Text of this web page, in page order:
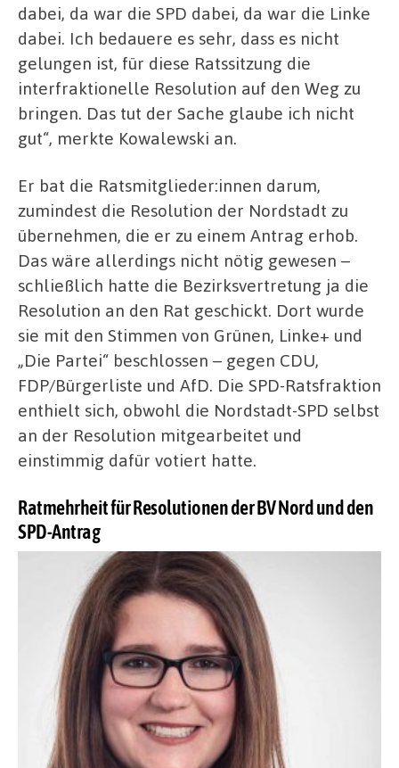
dabei, da war die SPD dabei, da war die Linke
dabei. Ich bedauere es sehr, dass es nicht
gelungen ist, für diese Ratssitzung die
interfraktionelle Resolution auf den Weg zu
bringen. Das tut der Sache glaube ich nicht
gut“, merkte Kowalewski an.
Er bat die Ratsmitglieder:innen darum,
zumindest die Resolution der Nordstadt zu
übernehmen, die er zu einem Antrag erhob.
Das wäre allerdings nicht nötig gewesen –
schließlich hatte die Bezirksvertretung ja die
Resolution an den Rat geschickt. Dort wurde
sie mit den Stimmen von Grünen, Linke+ und
„Die Partei“ beschlossen – gegen CDU,
FDP/Bürgerliste und AfD. Die SPD-Ratsfraktion
enthielt sich, obwohl die Nordstadt-SPD selbst
an der Resolution mitgearbeitet und
einstimmig dafür votiert hatte.
Ratmehrheit für Resolutionen der BV Nord und den
SPD-Antrag